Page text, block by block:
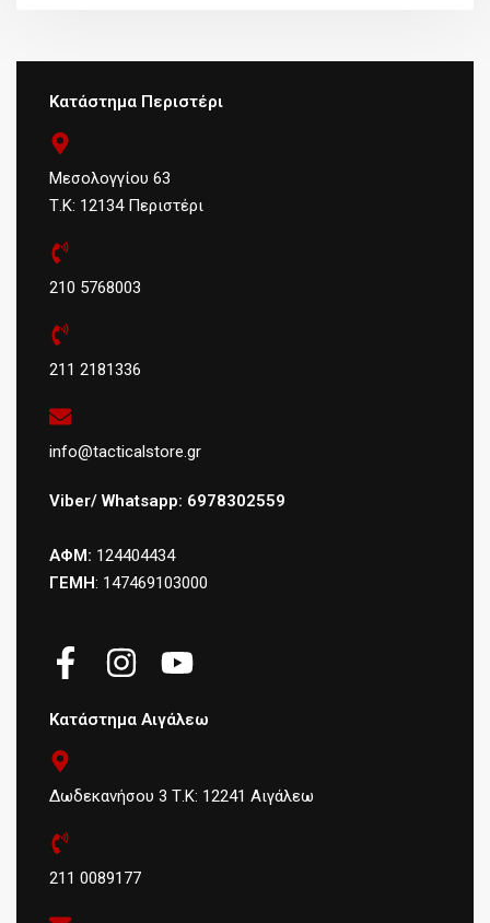
Κατάστημα Περιστέρι
Μεσολογγίου 63
Τ.Κ: 12134 Περιστέρι
210 5768003
211 2181336
info@tacticalstore.gr
Viber/ Whatsapp: 6978302559
ΑΦΜ: 124404434
ΓΕΜΗ: 147469103000
Κατάστημα Αιγάλεω
Δωδεκανήσου 3 Τ.Κ: 12241 Αιγάλεω
211 0089177